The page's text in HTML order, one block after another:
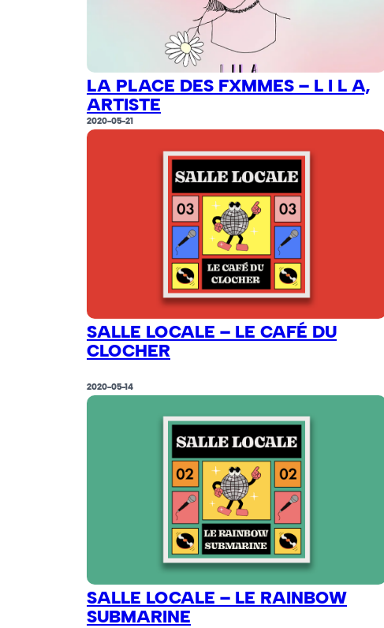
LA PLACE DES FXMMES – L I L A,
ARTISTE
2020-05-21
SALLE LOCALE – LE CAFÉ DU
CLOCHER
2020-05-14
SALLE LOCALE – LE RAINBOW
SUBMARINE